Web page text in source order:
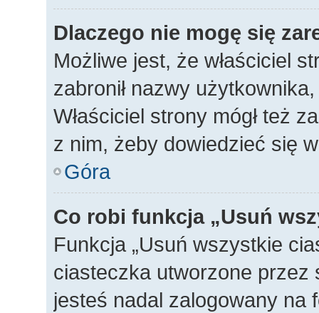
Dlaczego nie mogę się
Możliwe jest, że właściciel
zabronił nazwy
Właściciel strony mógł też
z nim, żeby dowiedzieć się
Góra
Co robi funkcja „Usuń
Funkcja „Usuń wszystkie
ciasteczka utworzone przez
jesteś nadal zalogowany na